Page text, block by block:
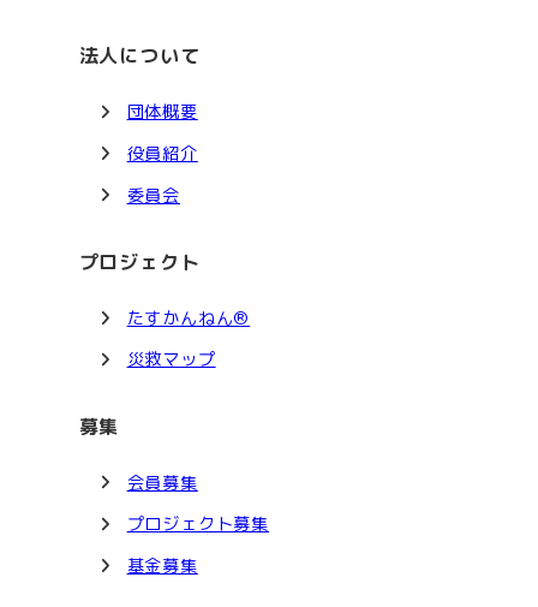
法人について
団体概要
役員紹介
委員会
プロジェクト
たすかんねん®
災救マップ
募集
会員募集
プロジェクト募集
基金募集